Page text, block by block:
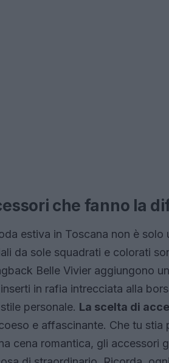
che fanno la
estiva in Toscana non è
da sole squadrati e colorati
Belle Vivier aggiungono
in rafia intrecciata alla
personale. La scelta di
e affascinante. Che tu
cena romantica, gli accessori